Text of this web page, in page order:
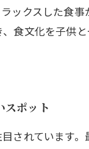
ックスした食
食文化を子供
スポット
されています